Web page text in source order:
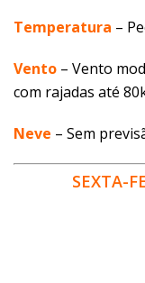
Temperatura –
Vento – Vento
com rajadas até
Neve – Sem
SEXTA-